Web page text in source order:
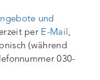
und
per E-Mail,
(während
030-